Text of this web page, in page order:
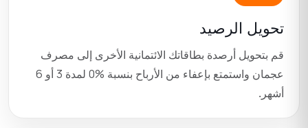
تحويل الرصيد
قم بتحويل أرصدة بطاقاتك الائتمانية الأخرى إلى مصرف
عجمان واستمتع بإعفاء من الأرباح بنسبة 0% لمدة 3أو 6
أشهر.